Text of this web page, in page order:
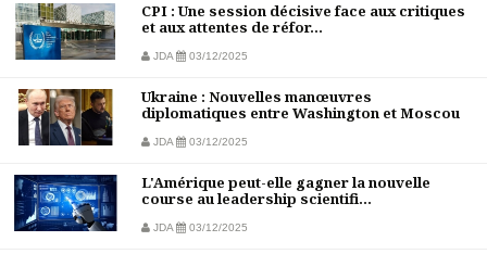
CPI : Une session décisive face aux critiques
et aux attentes de réfor...
JDA 03/12/2025
Ukraine : Nouvelles manœuvres
diplomatiques entre Washington et Moscou
JDA 03/12/2025
L'Amérique peut-elle gagner la nouvelle
course au leadership scientifi...
JDA 03/12/2025